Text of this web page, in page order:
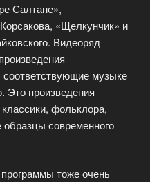
Салтане»,
«Щелкунчик» и
Видеоряд
соответствующие музыке
Это произведения
фольклора,
современного
тоже очень